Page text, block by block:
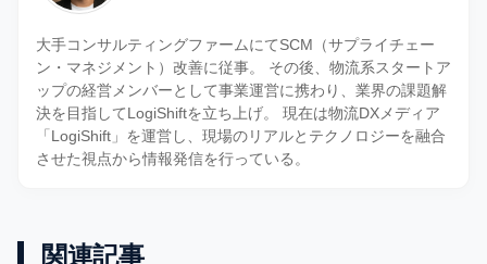
大手コンサルティングファームにてSCM（サプライチェー
ン・マネジメント）改善に従事。 その後、物流系スタートア
ップの経営メンバーとして事業運営に携わり、業界の課題解
決を目指してLogiShiftを立ち上げ。 現在は物流DXメディア
「LogiShift」を運営し、現場のリアルとテクノロジーを融合
させた視点から情報発信を行っている。
関連記事